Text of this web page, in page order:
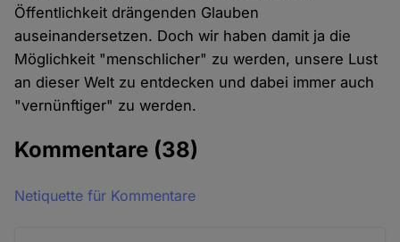
Öffentlichkeit drängenden Glauben
auseinandersetzen. Doch wir haben damit ja die
Möglichkeit "menschlicher" zu werden, unsere Lust
an dieser Welt zu entdecken und dabei immer auch
"vernünftiger" zu werden.
Kommentare (38)
Netiquette für Kommentare